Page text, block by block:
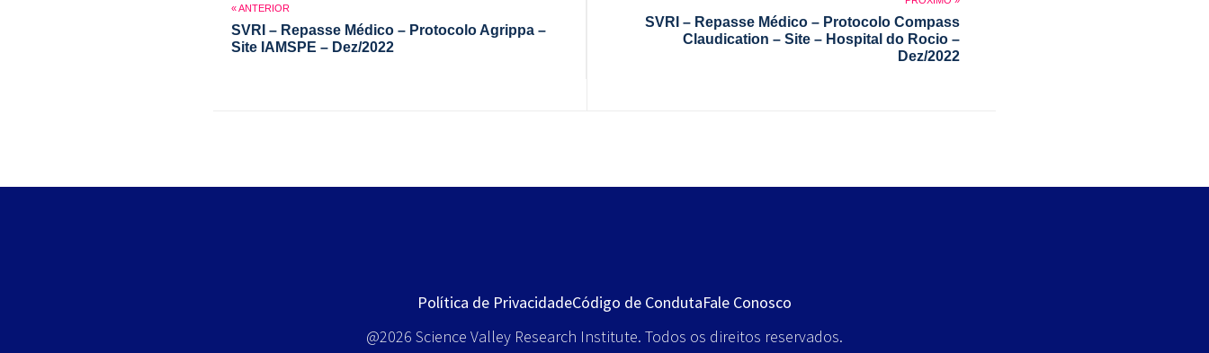
SVRI – Repasse Médico – Protocolo Agrippa –
Site IAMSPE – Dez/2022
SVRI – Repasse Médico – Protocolo Compass
Claudication – Site – Hospital do Rocio –
Dez/2022
Política de PrivacidadeCódigo de CondutaFale Conosco
@2026 Science Valley Research Institute. Todos os direitos reservados.